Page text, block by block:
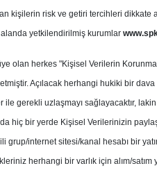
Destek Yatırım
Notu
Nisan 2026
kişilerin risk ve getiri tercihleri dikkate
alanda yetkilendirilmiş kurumlar
olan herkes "Kişisel Verilerin
Açılacak herhangi hukiki bir
ile gerekli uzlaşmayı sağlayacaktır,
hiç bir yerde Kişisel Verilerinizin
grup/internet sitesi/kanal hesabı bir
herhangi bir varlık için alım/